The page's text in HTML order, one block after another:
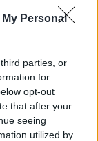
Personal
parties, or
for
opt-out
that after your
seeing
utilized by
raison, les
doivent être
impératif
reflètent
actuellement
des soins
gammes de